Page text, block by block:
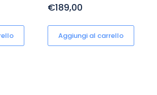
€189,00
Aggiungi al carrello